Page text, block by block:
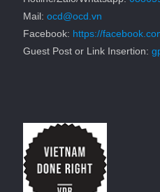
Mail: ocd@ocd.vn
Facebook: https://
Guest Post or Link Insertion: